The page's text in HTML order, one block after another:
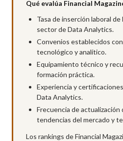
Qué evalúa Financial
Tasa de inserción laboral
sector de Data Analytics.
Convenios establecidos
tecnológico y analítico.
Equipamiento técnico y
formación práctica.
Experiencia y
Data Analytics.
Frecuencia de actualización
tendencias del mercado y
Los rankings de Financial